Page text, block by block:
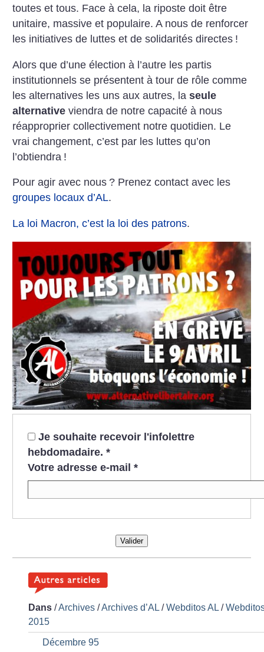
toutes et tous. Face à cela, la riposte doit être
unitaire, massive et populaire. A nous de renforcer
les initiatives de luttes et de solidarités directes !
Alors que d’une élection à l’autre les partis
institutionnels se présentent à tour de rôle comme
les alternatives les uns aux autres, laseule
alternative viendra de notre capacité à nous
réapproprier collectivement notre quotidien. Le
vrai changement, c’est par les luttes qu’on
l’obtiendra !
Pour agir avec nous ? Prenez contact avec les
groupes locaux d’AL.
La loi Macron, c’est la loi des patrons.
Je souhaite recevoir l'infolettre
hebdomadaire. *
Votre adresse e-mail *
Valider
Dans /Archives /Archives d’AL /Webditos AL /
2015
Décembre 95